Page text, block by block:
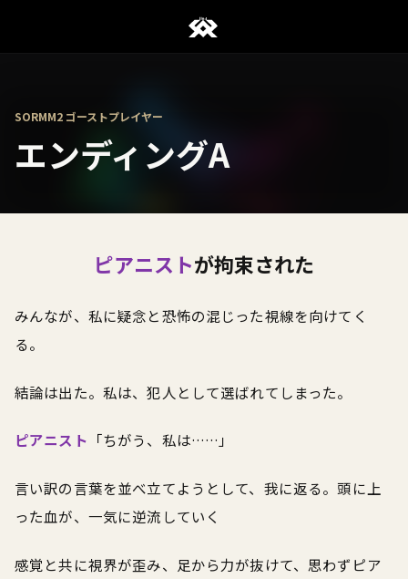
SORMM2 ゴーストプレイヤー
エンディングA
ピアニストが拘束された
みんなが、私に疑念と恐怖の混じった視線を向けてく
る。
結論は出た。私は、犯人として選ばれてしまった。
ピアニスト 「ちがう、私は……」
言い訳の言葉を並べ立てようとして、我に返る。頭に上
った血が、一気に逆流していく
感覚と共に視界が歪み、足から力が抜けて、思わずピア